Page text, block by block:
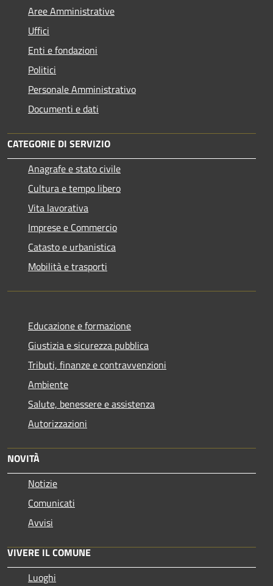
Aree Amministrative
Uffici
Enti e fondazioni
Politici
Personale Amministrativo
Documenti e dati
CATEGORIE DI SERVIZIO
Anagrafe e stato civile
Cultura e tempo libero
Vita lavorativa
Imprese e Commercio
Catasto e urbanistica
Mobilità e trasporti
Educazione e formazione
Giustizia e sicurezza pubblica
Tributi, finanze e contravvenzioni
Ambiente
Salute, benessere e assistenza
Autorizzazioni
NOVITÀ
Notizie
Comunicati
Avvisi
VIVERE IL COMUNE
Luoghi